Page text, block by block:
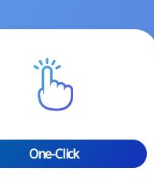
One-Click